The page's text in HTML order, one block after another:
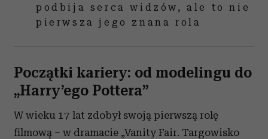
podbija serca widzów, ale to nie
pierwsza jego znana rola
Początki kariery: od modelingu do
„Harry’ego Pottera”
W wieku 17 lat zdobył swoją pierwszą rolę
filmową – w dramacie „Vanity Fair. Targowisko